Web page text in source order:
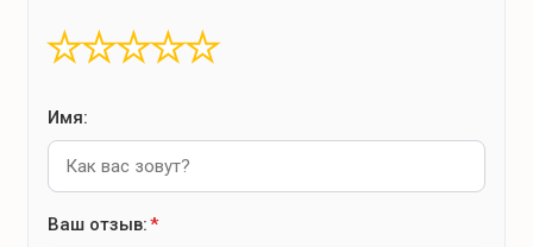
★
★
★
★
★
Имя:
Ваш отзыв:*